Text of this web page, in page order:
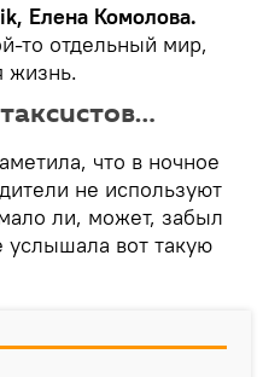
Елена Комолова.
то отдельный мир,
жизнь.
что в ночное
не используют
ли, может, забыл
услышала вот такую